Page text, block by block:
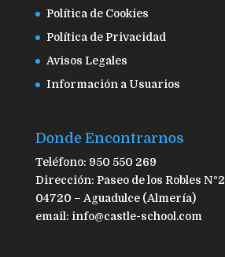
Política de Cookies
Política de Privacidad
Avisos Legales
Información a Usuarios
Donde Encontrarnos
Teléfono: 950 550 269
Dirección: Paseo de los Robles Nº2
04720 – Aguadulce (Almería)
email: info@castle-school.com